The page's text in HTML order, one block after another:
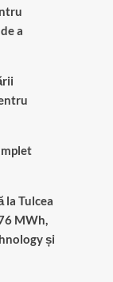
a
la Tulcea
MWh,
și